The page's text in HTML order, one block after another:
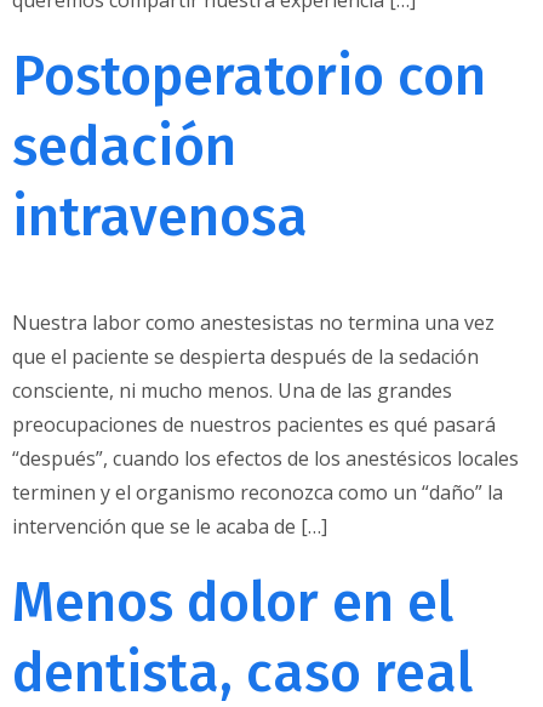
Postoperatorio con
sedación
intravenosa
Nuestra labor como anestesistas no termina una vez
que el paciente se despierta después de la sedación
consciente, ni mucho menos. Una de las grandes
preocupaciones de nuestros pacientes es qué pasará
“después”, cuando los efectos de los anestésicos locales
terminen y el organismo reconozca como un “daño” la
intervención que se le acaba de […]
Menos dolor en el
dentista, caso real